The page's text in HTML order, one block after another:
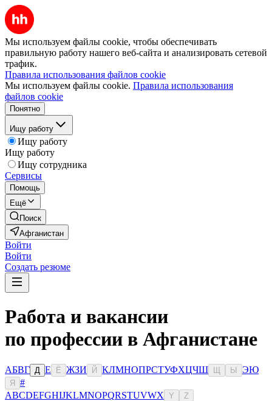
Мы используем файлы cookie, чтобы обеспечивать
правильную работу нашего веб-сайта и анализировать сетевой
трафик.
Правила использования файлов cookie
Мы используем файлы cookie. Правила использования
файлов cookie
Понятно
Ищу работу
Ищу работу
Ищу работу
Ищу сотрудника
Сервисы
Помощь
Ещё
Поиск
Афганистан
Войти
Войти
Создать резюме
Работа и вакансии
по профессии в Афганистане
АБВГ Д Е Ё ЖЗИ Й КЛМНОПРСТУФХЦЧШ Ы ЭЮ
Я
#
ABCDEFGHIJKLMNOPQRSTUVWX Y Z